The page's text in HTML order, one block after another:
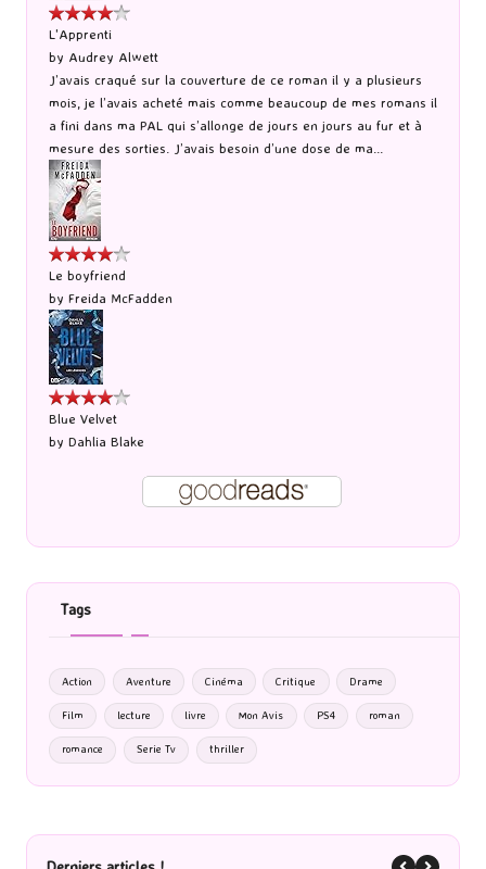
L'Apprenti
by Audrey Alwett
J’avais craqué sur la couverture de ce roman il y a plusieurs
mois, je l’avais acheté mais comme beaucoup de mes romans il
a fini dans ma PAL qui s’allonge de jours en jours au fur et à
mesure des sorties. J’avais besoin d’une dose de ma...
Le boyfriend
by Freida McFadden
Blue Velvet
by Dahlia Blake
Tags
Action Aventure Cinéma Critique Drame
Film lecture livre Mon Avis PS4 roman
romance Serie Tv thriller